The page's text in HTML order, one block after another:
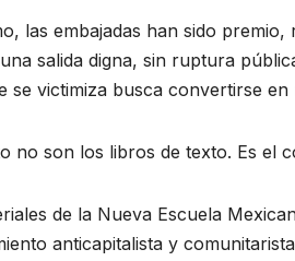
las embajadas han sido
salida digna, sin ruptura
se victimiza busca convertirse
no son los libros de texto. Es el
de la Nueva Escuela
anticapitalista y